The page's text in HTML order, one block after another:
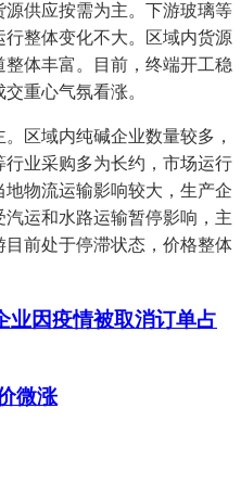
供应按需为主。下游玻璃等
整体变化不大。区域内货源
体丰富。目前，终端开工稳
重心气氛看涨。
域内纯碱企业数量较多，
业采购多为长约，市场运行
物流运输影响较大，生产企
运和水路运输暂停影响，主
前处于停滞状态，价格整体
业因疫情被取消订单占
微涨